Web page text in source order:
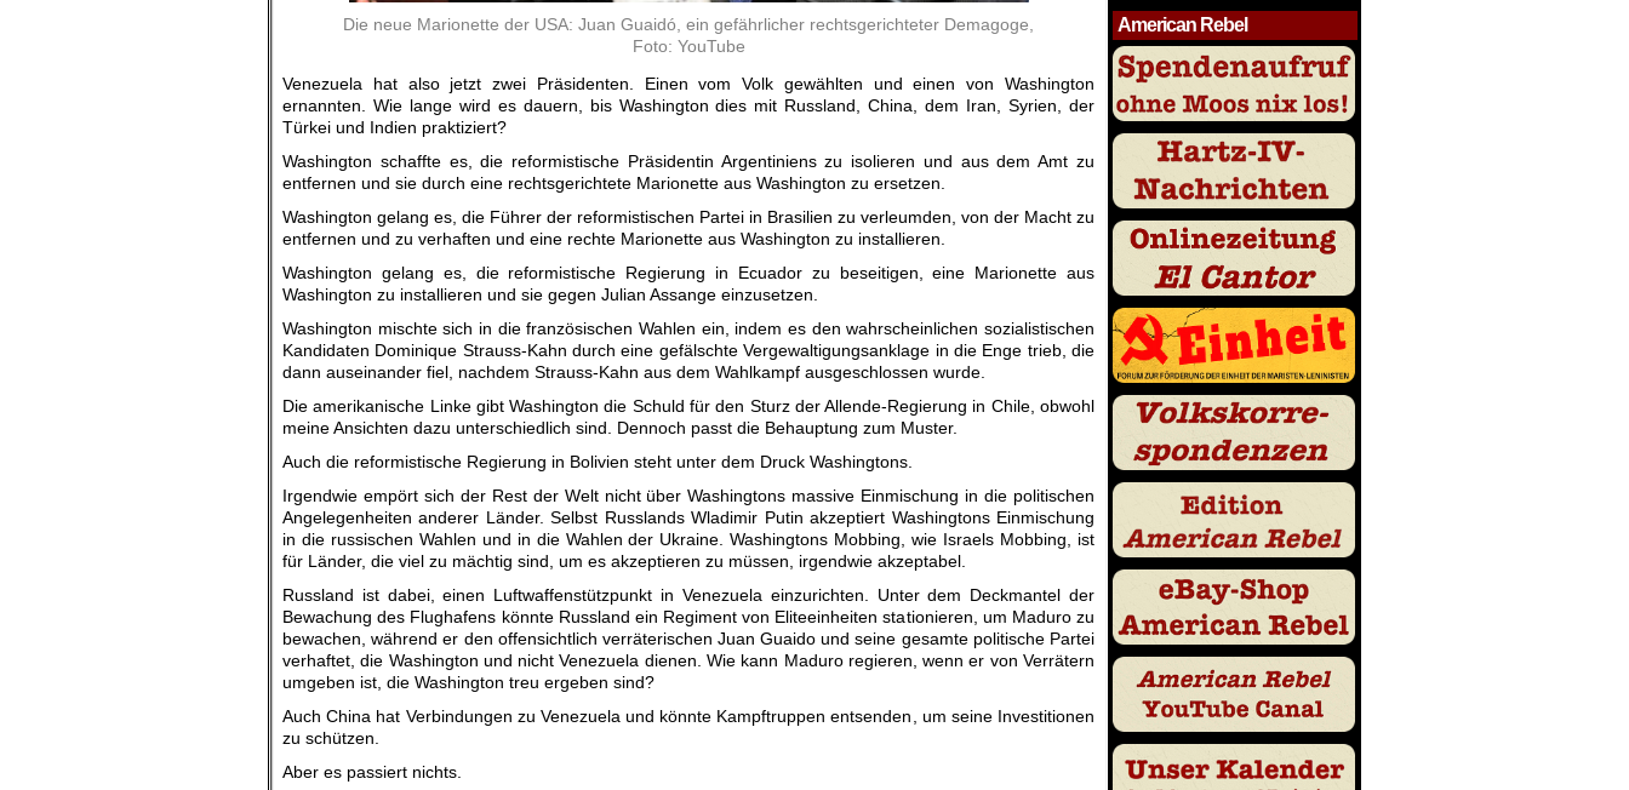
Die neue Marionette der USA: Juan Guaidó, ein gefährlicher rechtsgerichteter Demagoge,
Foto: YouTube
Venezuela hat also jetzt zwei Präsidenten. Einen vom Volk gewählten und einen von Washington
ernannten. Wie lange wird es dauern, bis Washington dies mit Russland, China, dem Iran, Syrien, der
Türkei und Indien praktiziert?
Washington schaffte es, die reformistische Präsidentin Argentiniens zu isolieren und aus dem Amt zu
entfernen und sie durch eine rechtsgerichtete Marionette aus Washington zu ersetzen.
Washington gelang es, die Führer der reformistischen Partei in Brasilien zu verleumden, von der Macht zu
entfernen und zu verhaften und eine rechte Marionette aus Washington zu installieren.
Washington gelang es, die reformistische Regierung in Ecuador zu beseitigen, eine Marionette aus
Washington zu installieren und sie gegen Julian Assange einzusetzen.
Washington mischte sich in die französischen Wahlen ein, indem es den wahrscheinlichen sozialistischen
Kandidaten Dominique Strauss-Kahn durch eine gefälschte Vergewaltigungsanklage in die Enge trieb, die
dann auseinander fiel, nachdem Strauss-Kahn aus dem Wahlkampf ausgeschlossen wurde.
Die amerikanische Linke gibt Washington die Schuld für den Sturz der Allende-Regierung in Chile, obwohl
meine Ansichten dazu unterschiedlich sind. Dennoch passt die Behauptung zum Muster.
Auch die reformistische Regierung in Bolivien steht unter dem Druck Washingtons.
Irgendwie empört sich der Rest der Welt nicht über Washingtons massive Einmischung in die politischen
Angelegenheiten anderer Länder. Selbst Russlands Wladimir Putin akzeptiert Washingtons Einmischung
in die russischen Wahlen und in die Wahlen der Ukraine. Washingtons Mobbing, wie Israels Mobbing, ist
für Länder, die viel zu mächtig sind, um es akzeptieren zu müssen, irgendwie akzeptabel.
Russland ist dabei, einen Luftwaffenstützpunkt in Venezuela einzurichten. Unter dem Deckmantel der
Bewachung des Flughafens könnte Russland ein Regiment von Eliteeinheiten stationieren, um Maduro zu
bewachen, während er den offensichtlich verräterischen Juan Guaido und seine gesamte politische Partei
verhaftet, die Washington und nicht Venezuela dienen. Wie kann Maduro regieren, wenn er von Verrätern
umgeben ist, die Washington treu ergeben sind?
Auch China hat Verbindungen zu Venezuela und könnte Kampftruppen entsenden, um seine Investitionen
zu schützen.
Aber es passiert nichts.
American Rebel